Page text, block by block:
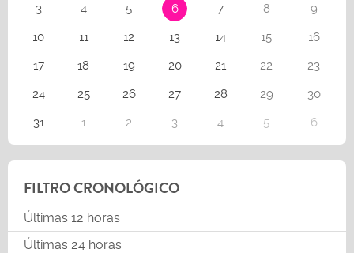
3
4 5 6 7 8
9
10
11 12 13 14 15
16
17
18 19 20 21 22
23
24
25 26 27 28 29
30
31
1 2 3 4 5 6
FILTRO CRONOLÓGICO
Últimas 12 horas
Últimas 24 horas